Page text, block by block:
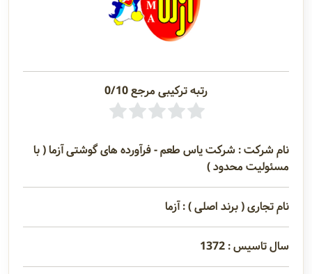
رتبه ترکیبی مرجع 0/10
نام شرکت : شرکت یاس طعم - فرآورده های گوشتی آزما ( با
مسئولیت محدود )
نام تجاری ( برند اصلی ) : آزما
سال تاسیس : 1372